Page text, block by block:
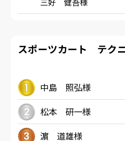
スポーツカート テク
中島 照弘様
松本 研一様
濵 道雄様